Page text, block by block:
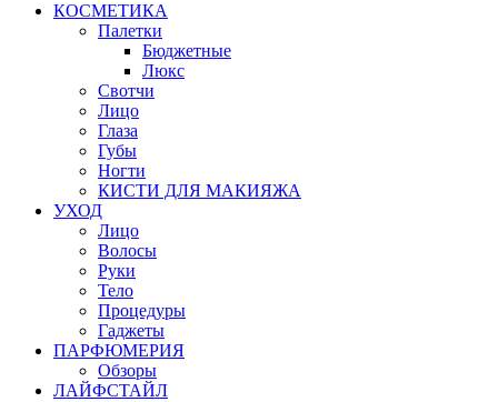
КОСМЕТИКА
Палетки
Бюджетные
Люкс
Свотчи
Лицо
Глаза
Губы
Ногти
КИСТИ ДЛЯ МАКИЯЖА
УХОД
Лицо
Волосы
Руки
Тело
Процедуры
Гаджеты
ПАРФЮМЕРИЯ
Обзоры
ЛАЙФСТАЙЛ